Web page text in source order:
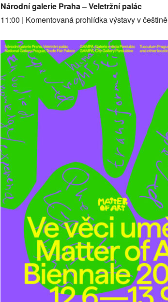
Národní galerie Praha – Veletržní palác
11:00 | Komentovaná prohlídka výstavy v češtině